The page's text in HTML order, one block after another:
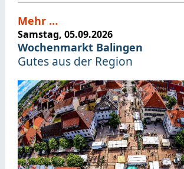
Samstag, 05.09.2026
Wochenmarkt Balingen
Gutes aus der Region
Mehr …